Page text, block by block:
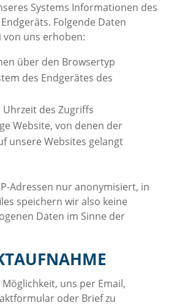
Systems Informationen des
Folgende Daten
von uns erhoben:
über den Browsertyp
des Endgerätes des
des Zugriffs
Website, von denen der
unsere Websites gelangt
Adressen nur anonymisiert, in
speichern wir also keine
Daten im Sinne der
uns per Email,
oder Brief zu